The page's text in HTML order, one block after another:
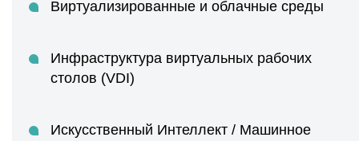
Виртуализированные и облачные среды
Инфраструктура виртуальных рабочих
столов (VDI)
Искусственный Интеллект / Машинное